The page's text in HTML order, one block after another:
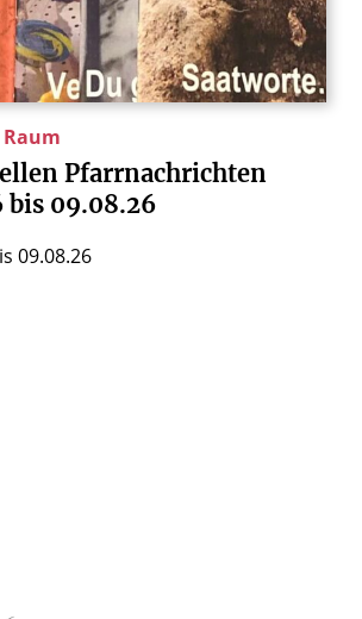
Pfarrnachrichten
bis 09.08.26
09.08.26